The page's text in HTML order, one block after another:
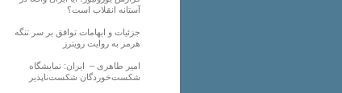
آستانه انقلاب است؟
جزئیات و ابهامات توافق بر سر تنگه
هرمز به روایت رویترز
امیر طاهری – ایران: نمایشگاه
شکست‌خوردگان شکست‌ناپذیر